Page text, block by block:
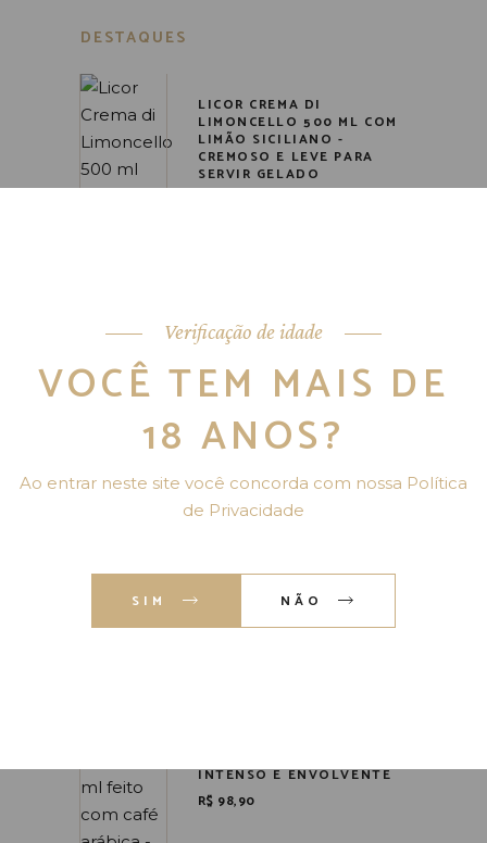
Verificação de idade
VOCÊ TEM MAIS DE
18 ANOS?
Ao entrar neste site você concorda com nossa Política
de Privacidade
SIM NÃO
DESTAQUES
LICOR CREMA DI
LIMONCELLO 500 ML COM
LIMÃO SICILIANO -
CREMOSO E LEVE PARA
SERVIR GELADO
LICOR CREMA AL CAFFÈ 180
ML FEITO COM CAFÉ
CREMOSA E SABOR
R$ 35,90
INTENSO E ENVOLVENTE
R$ 98,90